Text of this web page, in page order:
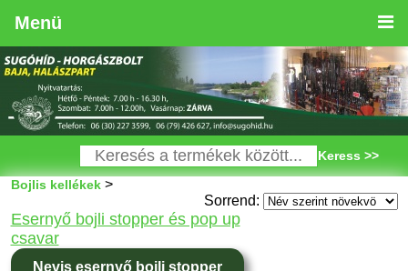
Menü
Keress >>
Bojlis kellékek>
Sorrend:
Esernyő bojli stopper és pop up
csavar
Nevis esernyő bojli stopper